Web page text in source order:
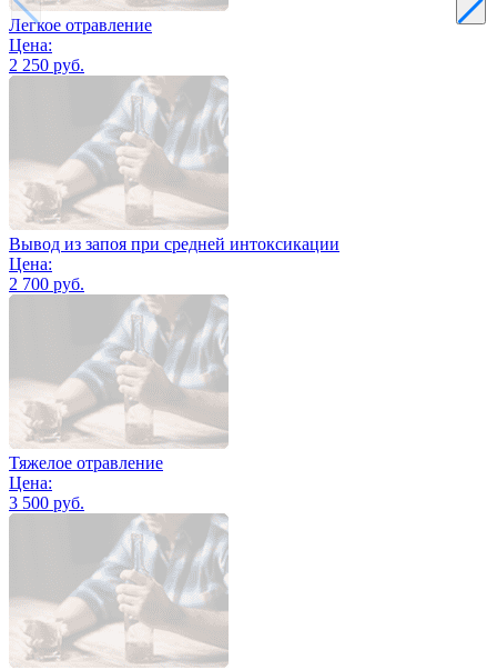
Легкое отравление
Цена:
2 250 руб.
Вывод из запоя при средней интоксикации
Цена:
2 700 руб.
Тяжелое отравление
Цена:
3 500 руб.